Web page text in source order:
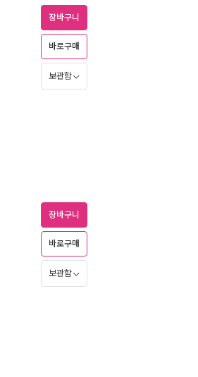
장바구니
바로구매
보관함
장바구니
바로구매
보관함